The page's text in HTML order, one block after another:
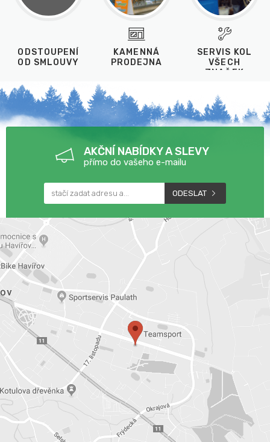
ODSTOUPENÍ
OD SMLOUVY
KAMENNÁ
PRODEJNA
SERVIS KOL
VŠECH
ZNAČEK
AKČNÍ NABÍDKY A SLEVY
přímo do vašeho e-mailu
ODESLAT